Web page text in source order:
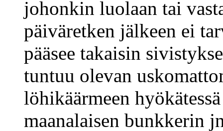
johonkin luolaan tai
päiväretken jälkeen ei
pääsee takaisin
tuntuu olevan
löhikäärmeen
maanalaisen bunkkerin